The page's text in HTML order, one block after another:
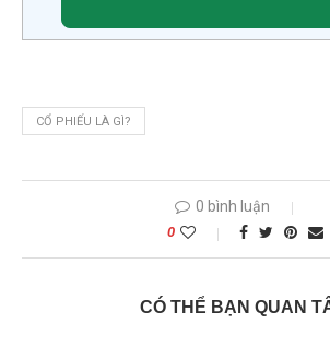
CỔ PHIẾU LÀ GÌ?
0 bình luận
0
CÓ THỂ BẠN QUAN